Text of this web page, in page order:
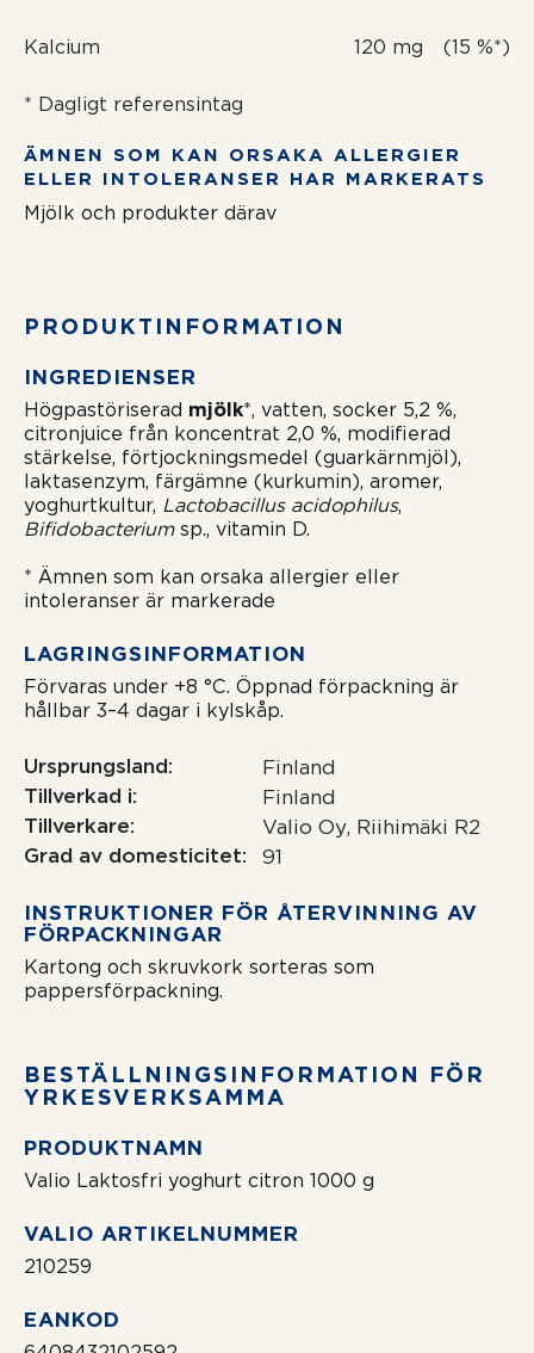
Kalcium 120 mg (15 %*)
* Dagligt referensintag
ÄMNEN SOM KAN ORSAKA ALLERGIER
ELLER INTOLERANSER HAR MARKERATS
Mjölk och produkter därav
PRODUKTIN­FORMATION
INGREDIENSER
Högpastöriserad mjölk*, vatten, socker 5,2 %,
citronjuice från koncentrat 2,0 %, modifierad
stärkelse, förtjockningsmedel (guarkärnmjöl),
laktasenzym, färgämne (kurkumin), aromer,
yoghurtkultur, Lactobacillus acidophilus,
Bifidobacteriumsp., vitamin D.
* Ämnen som kan orsaka allergier eller
intoleranser är markerade
LAGRINGSIN­FORMATION
Förvaras under +8 °C. Öppnad förpackning är
hållbar 3–4 dagar i kylskåp.
Ursprungsland
Finland
Tillverkad i
Finland
Tillverkare
Valio Oy, Riihimäki R2
Grad av domesticitet
91
INSTRUKTIONER FÖR ÅTERVINNING AV
FÖRPACKNINGAR
Kartong och skruvkork sorteras som
pappersförpackning.
BESTÄLLNING­SIN­FOR­MATION FÖR
YRKESVERKSAMMA
PRODUKTNAMN
Valio Laktosfri yoghurt citron 1000 g
VALIO ARTIKELNUMMER
210259
EANKOD